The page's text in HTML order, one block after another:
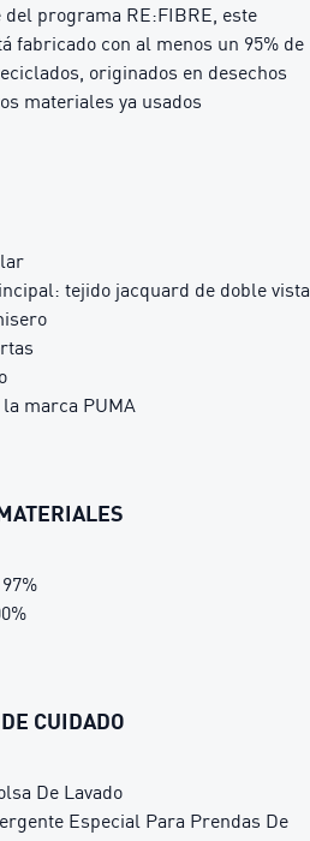
del programa RE:FIBRE, este
fabricado con al menos un 95% de
originados en desechos
materiales ya usados
tejido jacquard de doble vista
marca PUMA
CUIDADO
De Lavado
Especial Para Prendas De